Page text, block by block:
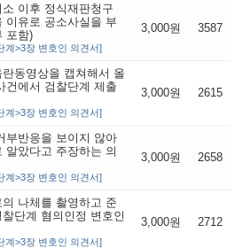
이후 정식재판청구
이유로 공소사실을 부
포함)
계>3장 변호인 의견서]
3,000원 3587
동영상을 캡쳐해서 올
건에서 검찰단계 제출
계>3장 변호인 의견서]
3,000원 2615
부반응을 보이지 않아
알았다고 주장하는 의
계>3장 변호인 의견서]
3,000원 2658
나체를 촬영하고 준
단계 혐의인정 변호인
계>3장 변호인 의견서]
3,000원 2712